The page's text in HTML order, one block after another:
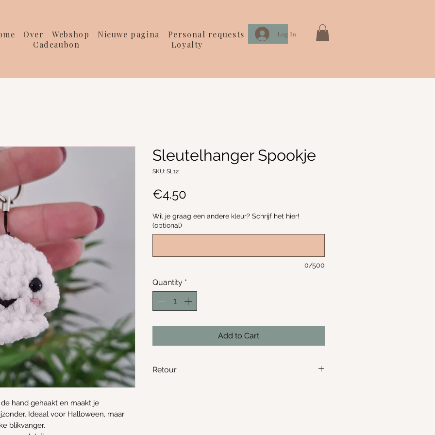
Over Webshop Nieuwe pagina
Personal requests
Cadeaubon
Loyalty
Log In
hand gehaakt en maakt je
Ideaal voor Halloween, maar
blikvanger.
Sleutelhanger Spookje
SKU: SL12
€4.50
Wil je graag een andere kleur? Schrijf het hier!
(optional)
0/500
Quantity *
Add to Cart
Retour